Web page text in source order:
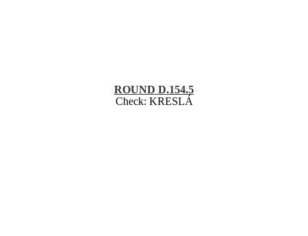
ROUND D.154.5
Check: KRESLÁ